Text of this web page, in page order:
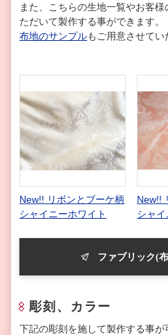
また、こちらの生地一覧やお客
ただいて製作する事ができます。
布地のサンプルもご用意させてい
New!! リボンとブーケ柄
シャイニーホワイト
New!!
シャ
ファブリック(
彫刻、カラー
下記の彫刻を施して製作する事が